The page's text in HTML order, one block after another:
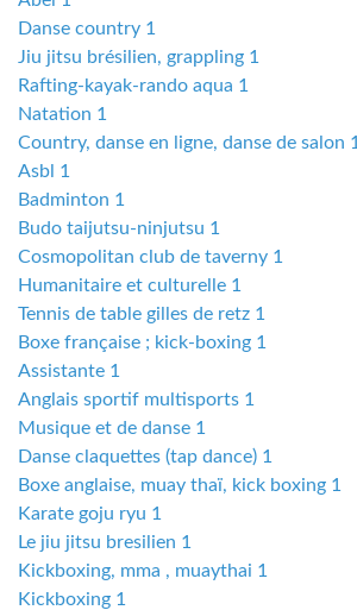
Danse country 1
Jiu jitsu brésilien, grappling 1
Rafting-kayak-rando aqua 1
Natation 1
Country, danse en ligne, danse de salon 1
Asbl 1
Badminton 1
Budo taijutsu-ninjutsu 1
Cosmopolitan club de taverny 1
Humanitaire et culturelle 1
Tennis de table gilles de retz 1
Boxe française ; kick-boxing 1
Assistante 1
Anglais sportif multisports 1
Musique et de danse 1
Danse claquettes (tap dance) 1
Boxe anglaise, muay thaï, kick boxing 1
Karate goju ryu 1
Le jiu jitsu bresilien 1
Kickboxing, mma , muaythai 1
Kickboxing 1